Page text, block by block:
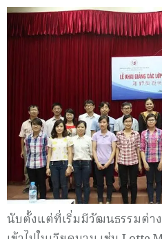
นับตั้งแต่ที่เริ่มมีวัฒนธรรมต่า